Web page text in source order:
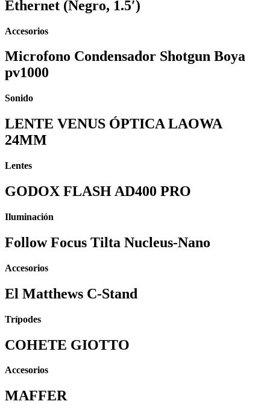
Ethernet (Negro, 1.5′)
Accesorios
Microfono Condensador Shotgun Boya
pv1000
Sonido
LENTE VENUS ÓPTICA LAOWA
24MM
Lentes
GODOX FLASH AD400 PRO
Iluminación
Follow Focus Tilta Nucleus-Nano
Accesorios
El Matthews C-Stand
Trípodes
COHETE GIOTTO
Accesorios
MAFFER